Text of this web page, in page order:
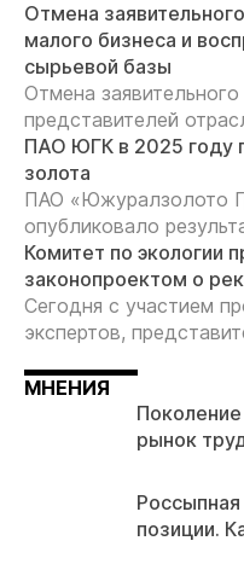
Отмена
малого бизнеса и
сырьевой базы
Отмена
представителей
ПАО ЮГК в 2025 году
золота
ПАО «Южуралзолото
опубликовало
Комитет по экологии
законопроектом о
Сегодня с участием
экспертов,
МНЕНИЯ
рынок
позиции.